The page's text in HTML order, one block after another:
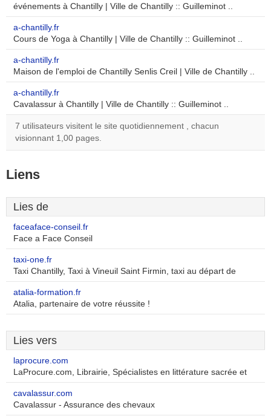
événements à Chantilly | Ville de Chantilly :: Guilleminot ..
a-chantilly.fr
Cours de Yoga à Chantilly | Ville de Chantilly :: Guilleminot ..
a-chantilly.fr
Maison de l'emploi de Chantilly Senlis Creil | Ville de Chantilly ..
a-chantilly.fr
Cavalassur à Chantilly | Ville de Chantilly :: Guilleminot ..
7 utilisateurs visitent le site quotidiennement , chacun
visionnant 1,00 pages.
Liens
Lies de
faceaface-conseil.fr
Face a Face Conseil
taxi-one.fr
Taxi Chantilly, Taxi à Vineuil Saint Firmin, taxi au départ de
atalia-formation.fr
Atalia, partenaire de votre réussite !
Lies vers
laprocure.com
LaProcure.com, Librairie, Spécialistes en littérature sacrée et
cavalassur.com
Cavalassur - Assurance des chevaux